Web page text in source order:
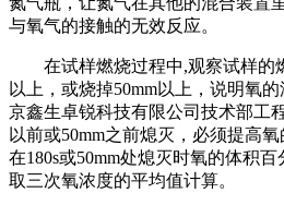
与氧气的接触的无效反应。
在试样燃烧过程中,观察试样的
以上，或烧掉50mm以上，说明氧
京鑫生卓锐科技有限公司技术部工
以前或50mm之前熄灭，必须提高
在180s或50mm处熄灭时氧的体积
取三次氧浓度的平均值计算。